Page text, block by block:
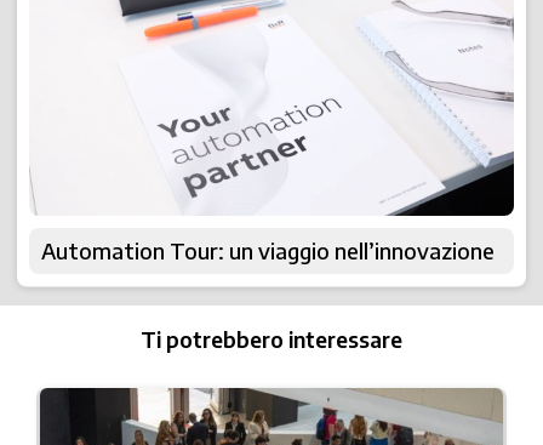
Automation Tour: un viaggio nell’innovazione
Ti potrebbero interessare